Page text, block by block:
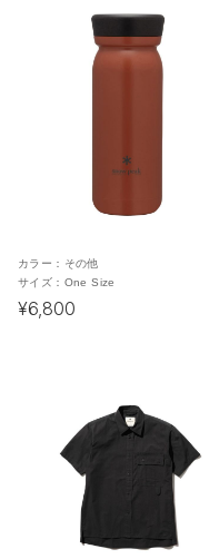
カラー： その他
サイズ： One Size
¥6,800